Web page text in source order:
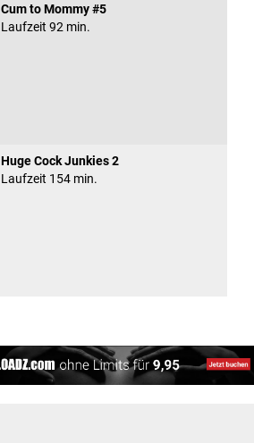
Cum to Mommy #5
Laufzeit 92 min.
Huge Cock Junkies 2
Laufzeit 154 min.